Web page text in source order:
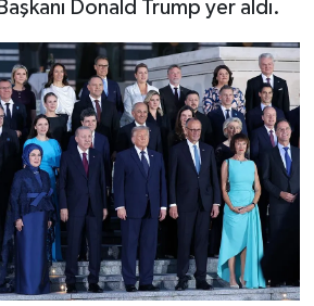
Donald Trump yer aldı.